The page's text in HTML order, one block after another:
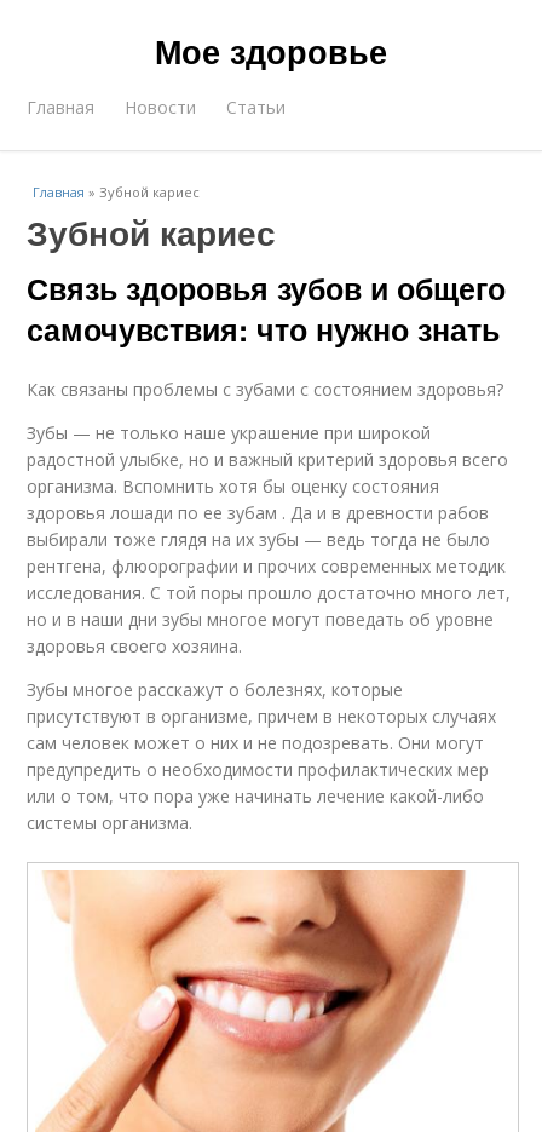
Мое здоровье
Главная Новости Статьи
Главная »Зубной кариес
Зубной кариес
Связь здоровья зубов и общего
самочувствия: что нужно знать
Как связаны проблемы с зубами с состоянием здоровья?
Зубы — не только наше украшение при широкой
радостной улыбке, но и важный критерий здоровья всего
организма. Вспомнить хотя бы оценку состояния
здоровья лошади по ее зубам . Да и в древности рабов
выбирали тоже глядя на их зубы — ведь тогда не было
рентгена, флюорографии и прочих современных методик
исследования. С той поры прошло достаточно много лет,
но и в наши дни зубы многое могут поведать об уровне
здоровья своего хозяина.
Зубы многое расскажут о болезнях, которые
присутствуют в организме, причем в некоторых случаях
сам человек может о них и не подозревать. Они могут
предупредить о необходимости профилактических мер
или о том, что пора уже начинать лечение какой-либо
системы организма.